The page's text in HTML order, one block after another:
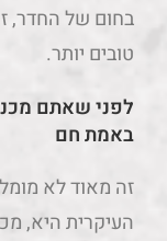
בחום של החדר,
טובים יותר.
לפני שאתם
באמת חם
זה מאוד לא
העיקרית היא,